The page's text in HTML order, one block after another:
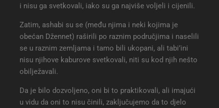
i nisu ga svetkovali, iako su ga najviše voljeli i cijenili.
Zatim, ashabi su se (među njima i neki kojima je
obećan Džennet) raširili po raznim područjima i naselili
se u raznim zemljama i tamo bili ukopani, ali tabi’ini
nisu njihove kaburove svetkovali, niti su kod njih nešto
obilježavali.
Da je bilo dozvoljeno, oni bi to praktikovali, ali imajući
u vidu da oni to nisu činili, zaključujemo da to djelo